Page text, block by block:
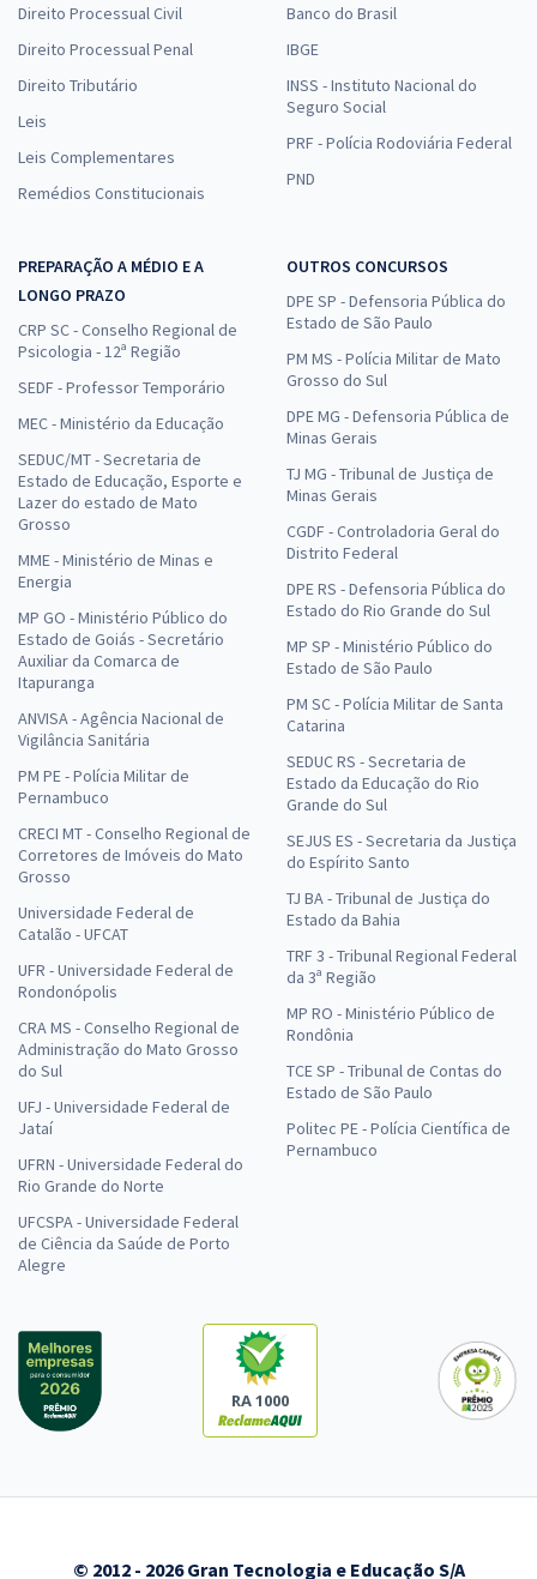
Direito Processual Civil
Direito Processual Penal
Direito Tributário
Leis
Leis Complementares
Remédios Constitucionais
Banco do Brasil
IBGE
INSS - Instituto Nacional do
Seguro Social
PRF - Polícia Rodoviária Federal
PND
PREPARAÇÃO A MÉDIO E A
LONGO PRAZO
CRP SC - Conselho Regional de
Psicologia - 12ª Região
SEDF - Professor Temporário
MEC - Ministério da Educação
SEDUC/MT - Secretaria de
Estado de Educação, Esporte e
Lazer do estado de Mato
Grosso
MME - Ministério de Minas e
Energia
MP GO - Ministério Público do
Estado de Goiás - Secretário
Auxiliar da Comarca de
Itapuranga
ANVISA - Agência Nacional de
Vigilância Sanitária
PM PE - Polícia Militar de
Pernambuco
CRECI MT - Conselho Regional de
Corretores de Imóveis do Mato
Grosso
Universidade Federal de
Catalão - UFCAT
UFR - Universidade Federal de
Rondonópolis
CRA MS - Conselho Regional de
Administração do Mato Grosso
do Sul
UFJ - Universidade Federal de
Jataí
UFRN - Universidade Federal do
Rio Grande do Norte
UFCSPA - Universidade Federal
de Ciência da Saúde de Porto
Alegre
OUTROS CONCURSOS
DPE SP - Defensoria Pública do
Estado de São Paulo
PM MS - Polícia Militar de Mato
Grosso do Sul
DPE MG - Defensoria Pública de
Minas Gerais
TJ MG - Tribunal de Justiça de
Minas Gerais
CGDF - Controladoria Geral do
Distrito Federal
DPE RS - Defensoria Pública do
Estado do Rio Grande do Sul
MP SP - Ministério Público do
Estado de São Paulo
PM SC - Polícia Militar de Santa
Catarina
SEDUC RS - Secretaria de
Estado da Educação do Rio
Grande do Sul
SEJUS ES - Secretaria da Justiça
do Espírito Santo
TJ BA - Tribunal de Justiça do
Estado da Bahia
TRF 3 - Tribunal Regional Federal
da 3ª Região
MP RO - Ministério Público de
Rondônia
TCE SP - Tribunal de Contas do
Estado de São Paulo
Politec PE - Polícia Científica de
Pernambuco
RA 1000
© 2012 - 2026 Gran Tecnologia e Educação S/A